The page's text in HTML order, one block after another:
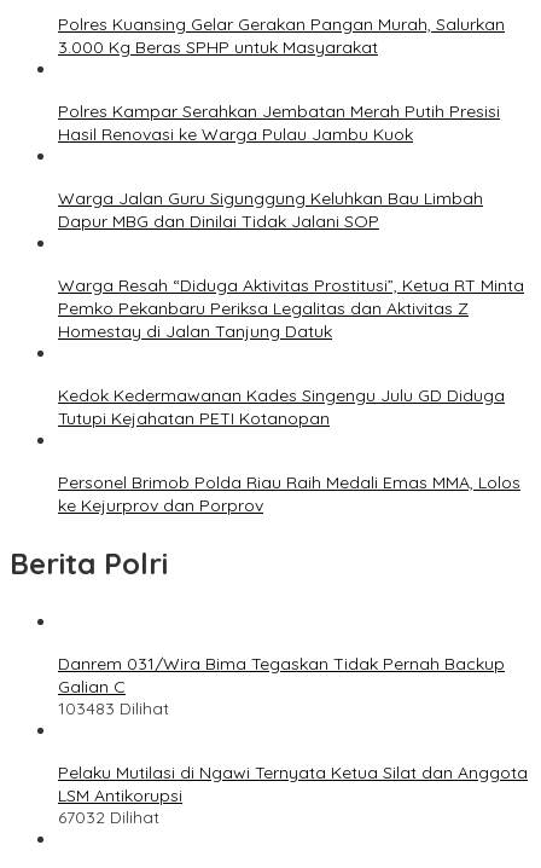
Polres Kuansing Gelar Gerakan Pangan Murah, Salurkan
3.000 Kg Beras SPHP untuk Masyarakat
Polres Kampar Serahkan Jembatan Merah Putih Presisi
Hasil Renovasi ke Warga Pulau Jambu Kuok
Warga Jalan Guru Sigunggung Keluhkan Bau Limbah
Dapur MBG dan Dinilai Tidak Jalani SOP
Warga Resah “Diduga Aktivitas Prostitusi”, Ketua RT Minta
Pemko Pekanbaru Periksa Legalitas dan Aktivitas Z
Homestay di Jalan Tanjung Datuk
Kedok Kedermawanan Kades Singengu Julu GD Diduga
Tutupi Kejahatan PETI Kotanopan
Personel Brimob Polda Riau Raih Medali Emas MMA, Lolos
ke Kejurprov dan Porprov
Berita Polri
Danrem 031/Wira Bima Tegaskan Tidak Pernah Backup
Galian C
103483 Dilihat
Pelaku Mutilasi di Ngawi Ternyata Ketua Silat dan Anggota
LSM Antikorupsi
67032 Dilihat